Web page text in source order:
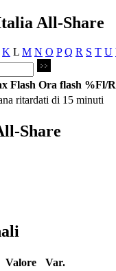
All-Share
K L M N O P Q R S T U
Flash Ora flash %Fl/
ritardati di 15 minuti
Share
Valore
Var.